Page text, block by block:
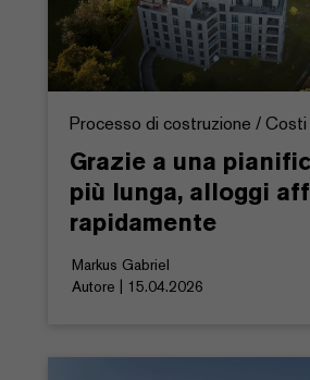
Processo di costruzione /
Grazie a una
più lunga, alloggi
rapidamente
Markus Gabriel
Autore | 15.04.2026